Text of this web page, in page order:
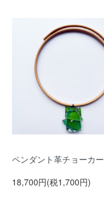
ペンダント革チョーカー
18,700円(税1,700円)